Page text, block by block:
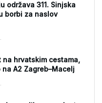
održava 311. Sinjska
borbi za naslov
na hrvatskim cestama,
A2 Zagreb–Macelj